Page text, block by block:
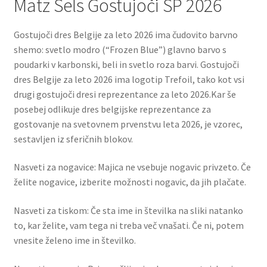
Matz Sels Gostujoči SP 2026
Gostujoči dres Belgije za leto 2026 ima čudovito barvno
shemo: svetlo modro (“Frozen Blue”) glavno barvo s
poudarki v karbonski, beli in svetlo roza barvi. Gostujoči
dres Belgije za leto 2026 ima logotip Trefoil, tako kot vsi
drugi gostujoči dresi reprezentance za leto 2026.Kar še
posebej odlikuje dres belgijske reprezentance za
gostovanje na svetovnem prvenstvu leta 2026, je vzorec,
sestavljen iz sferičnih blokov.
Nasveti za nogavice: Majica ne vsebuje nogavic privzeto. Če
želite nogavice, izberite možnosti nogavic, da jih plačate.
Nasveti za tiskom: Če sta ime in številka na sliki natanko
to, kar želite, vam tega ni treba več vnašati. Če ni, potem
vnesite želeno ime in številko.